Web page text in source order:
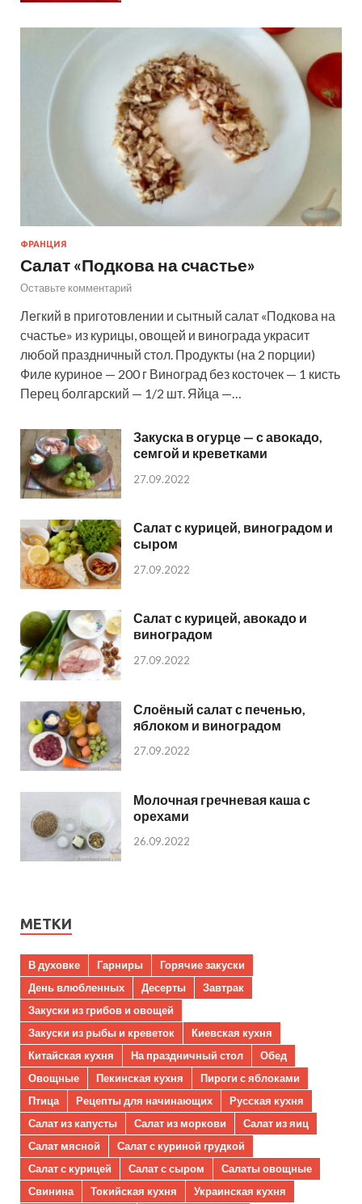
ФРАНЦИЯ
Салат «Подкова на счастье»
Оставьте комментарий
Легкий в приготовлении и сытный салат «Подкова на
счастье» из курицы, овощей и винограда украсит
любой праздничный стол. Продукты (на 2 порции)
Филе куриное — 200 г Виноград без косточек — 1 кисть
Перец болгарский — 1/2 шт. Яйца —…
Закуска в огурце — с авокадо,
семгой и креветками
27.09.2022
Салат с курицей, виноградом и
сыром
27.09.2022
Салат с курицей, авокадо и
виноградом
27.09.2022
Слоёный салат с печенью,
яблоком и виноградом
27.09.2022
Молочная гречневая каша с
орехами
26.09.2022
МЕТКИ
В духовке Гарниры
Горячие закуски
День влюбленных
Десерты
Завтрак
Закуски из грибов и овощей
Закуски из рыбы и креветок
Киевская кухня
Китайская кухня
На праздничный стол
Обед
Овощные
Пекинская кухня
Пироги с яблоками
Птица
Рецепты для начинающих
Русская кухня
Салат из капусты
Салат из моркови
Салат из яиц
Салат мясной
Салат с куриной грудкой
Салат с курицей
Салат с сыром
Салаты овощные
Свинина
Токийская кухня
Украинская кухня